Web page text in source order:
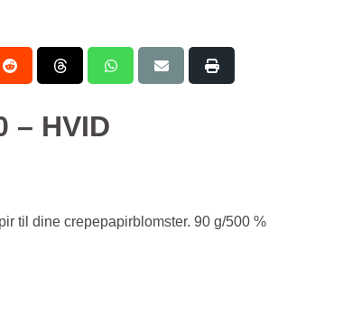
– HVID
til dine crepepapirblomster. 90 g/500 %